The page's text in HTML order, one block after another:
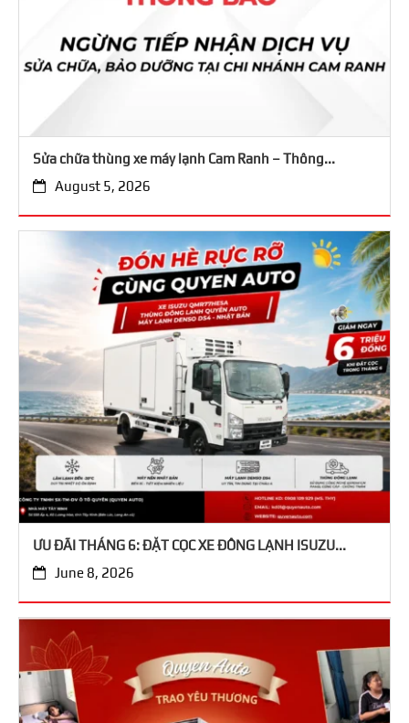
Sửa chữa thùng xe máy lạnh Cam Ranh – Thông...
August 5, 2026
ƯU ĐÃI THÁNG 6: ĐẶT CỌC XE ĐÔNG LẠNH ISUZU...
June 8, 2026